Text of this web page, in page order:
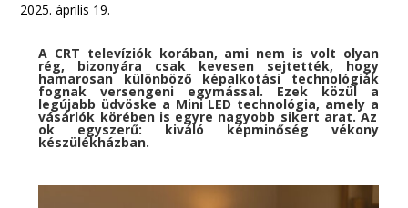
2025. április 19.
A CRT televíziók korában, ami nem is volt olyan
rég, bizonyára csak kevesen sejtették, hogy
hamarosan különböző képalkotási technológiák
fognak versengeni egymással. Ezek közül a
legújabb üdvöske a Mini LED technológia, amelya
vásárlók körében is egyre nagyobb sikert arat.Az
ok egyszerű: kiváló képminőség vékony
készülékházban.